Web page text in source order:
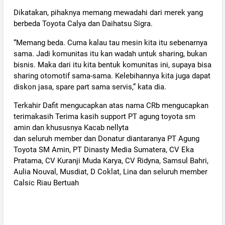
Dikatakan, pihaknya memang mewadahi dari merek yang
berbeda Toyota Calya dan Daihatsu Sigra.
“Memang beda. Cuma kalau tau mesin kita itu sebenarnya
sama. Jadi komunitas itu kan wadah untuk sharing, bukan
bisnis. Maka dari itu kita bentuk komunitas ini, supaya bisa
sharing otomotif sama-sama. Kelebihannya kita juga dapat
diskon jasa, spare part sama servis,” kata dia.
Terkahir Dafit mengucapkan atas nama CRb mengucapkan
terimakasih Terima kasih support PT agung toyota sm
amin dan khususnya Kacab nellyta
dan seluruh member dan Donatur diantaranya PT Agung
Toyota SM Amin, PT Dinasty Media Sumatera, CV Eka
Pratama, CV Kuranji Muda Karya, CV Ridyna, Samsul Bahri,
Aulia Nouval, Musdiat, D Coklat, Lina dan seluruh member
Calsic Riau Bertuah